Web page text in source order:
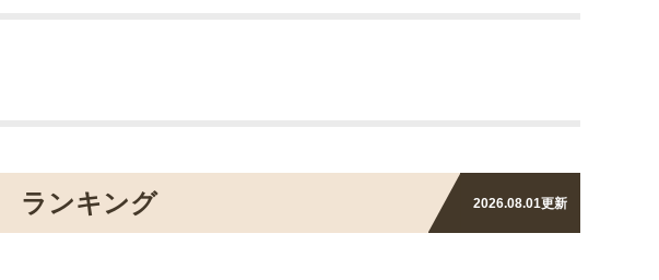
ランキング 2026.08.01更新